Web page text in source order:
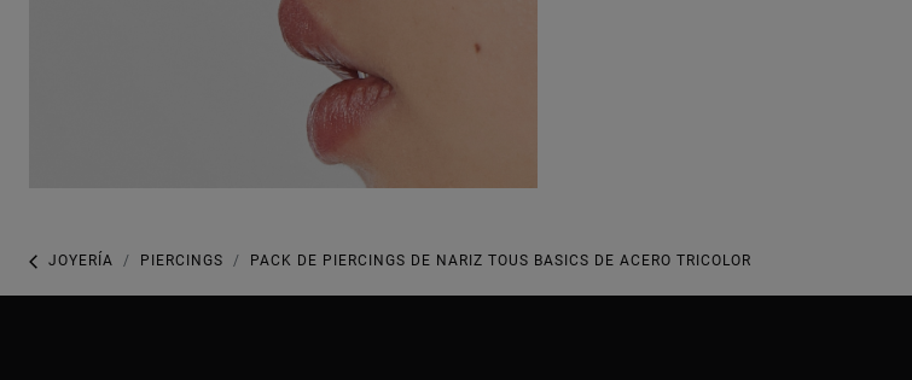
JOYERÍA PIERCINGS PACK DE PIERCINGS DE NARIZ TOUS BASICS DE ACERO TRICOLOR